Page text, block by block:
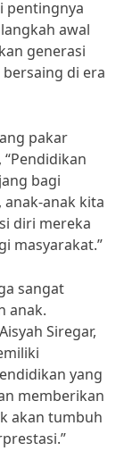
pentingnya
awal
generasi
di era
pakar
bagi
anak kita
diri mereka
masyarakat.”
sangat
anak.
Siregar,
yang
memberikan
akan tumbuh